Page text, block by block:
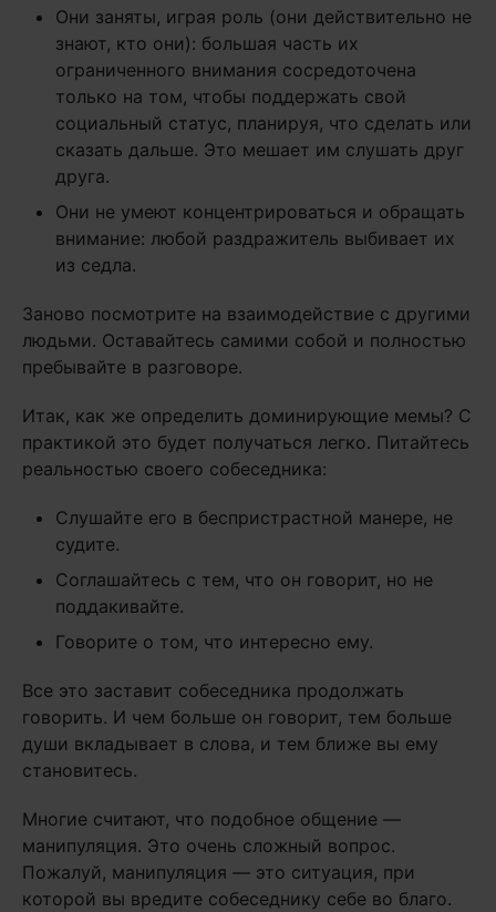
Они заняты, играя роль (они действительно не
знают, кто они): большая часть их
ограниченного внимания сосредоточена
только на том, чтобы поддержать свой
социальный статус, планируя, что сделать или
сказать дальше. Это мешает им слушать друг
друга.
Они не умеют концентрироваться и обращать
внимание: любой раздражитель выбивает их
из седла.
Заново посмотрите на взаимодействие с другими
людьми. Оставайтесь самими собой и полностью
пребывайте в разговоре.
Итак, как же определить доминирующие мемы? С
практикой это будет получаться легко. Питайтесь
реальностью своего собеседника:
Слушайте его в беспристрастной манере, не
судите.
Соглашайтесь с тем, что он говорит, но не
поддакивайте.
Говорите о том, что интересно ему.
Все это заставит собеседника продолжать
говорить. И чем больше он говорит, тем больше
души вкладывает в слова, и тем ближе вы ему
становитесь.
Многие считают, что подобное общение —
манипуляция. Это очень сложный вопрос.
Пожалуй, манипуляция — это ситуация, при
которой вы вредите собеседнику себе во благо.